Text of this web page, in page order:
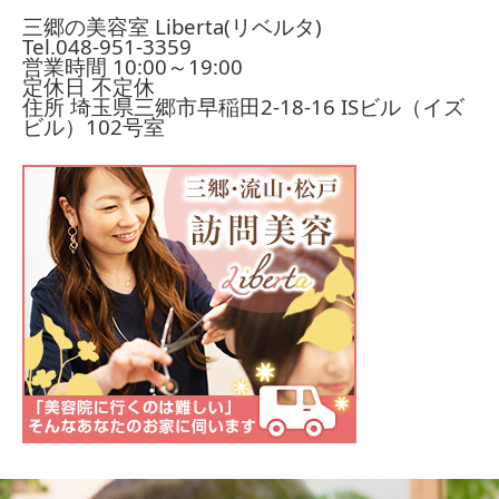
三郷の美容室 Liberta(リベルタ)
Tel.048-951-3359
営業時間 10:00～19:00
定休日 不定休
住所 埼玉県三郷市早稲田2-18-16 ISビル（イズ
ビル）102号室